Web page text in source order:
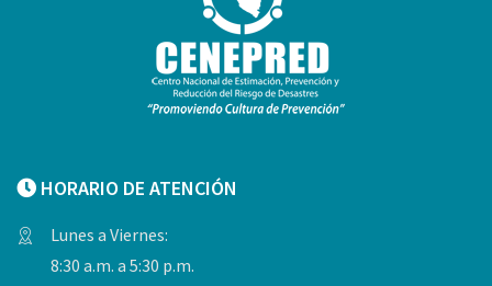
HORARIO DE ATENCIÓN
Lunes a Viernes:
8:30 a.m. a 5:30 p.m.